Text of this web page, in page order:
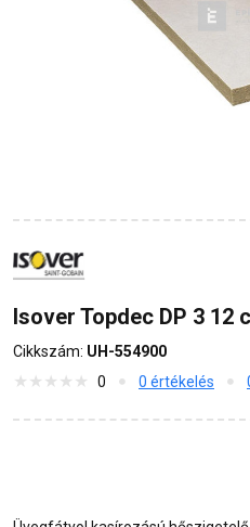
Isover Topdec DP 3 12
Cikkszám: UH-554900
0
0 értékelés